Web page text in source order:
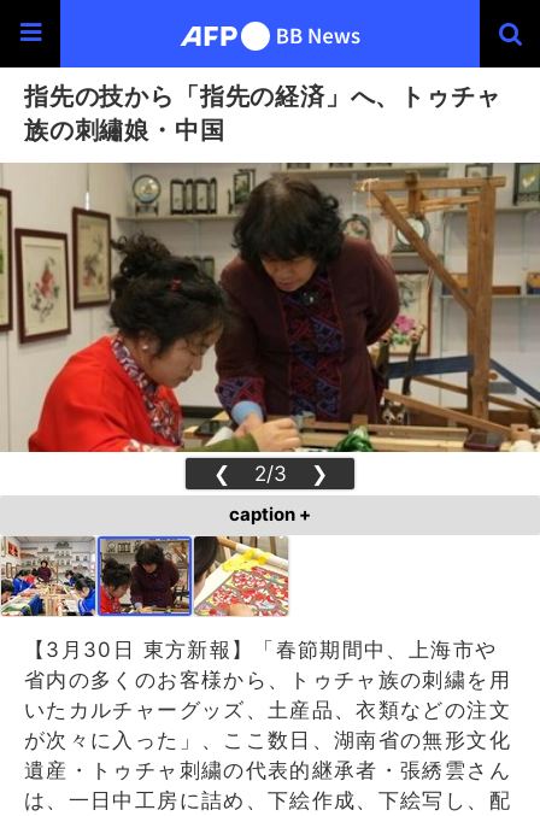
指先の技から「指先の経済」へ、トゥチャ
族の刺繡娘・中国
❮ 2/3 ❯
caption +
【3月30日 東方新報】「春節期間中、上海市や
省内の多くのお客様から、トゥチャ族の刺繍を用
いたカルチャーグッズ、土産品、衣類などの注文
が次々に入った」、ここ数日、湖南省の無形文化
遺産・トゥチャ刺繍の代表的継承者・張綉雲さん
は、一日中工房に詰め、下絵作成、下絵写し、配